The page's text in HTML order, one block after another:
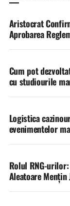
Aristocrat
Aprobarea
Cum pot
cu studiourile
Logistica
evenimentelor
Rolul RNG-
Aleatoare